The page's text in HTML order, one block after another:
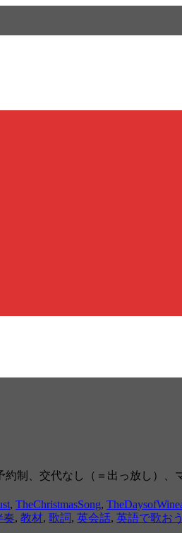
制、交代なし（＝出っ放し）、
, TheChristmasSong,
奏, 教材, 歌詞, 英会話, 英語で歌お